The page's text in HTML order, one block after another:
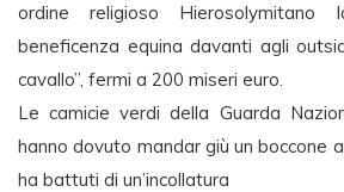
ordine religioso Hierosolymitano
beneficenza equina davanti agli
cavallo”, fermi a 200 miseri euro.
Le camicie verdi della Guarda
hanno dovuto mandar giù un boccone
ha battuti di un’incollatura